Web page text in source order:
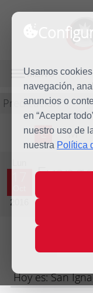
Usamos
navegación,
anuncios o
en “Aceptar
nuestro uso de
nuestra Política
MENÚ
Predicación
L M
2016 Vigésimo
Hoy es: San